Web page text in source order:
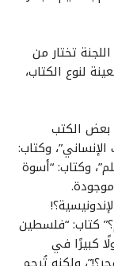
تختار من
لنوع الكتاب،
بعض الكتب
وكتاب:
وكتاب: “أسوة
كتاب: “فلسطين
كبيرًا في